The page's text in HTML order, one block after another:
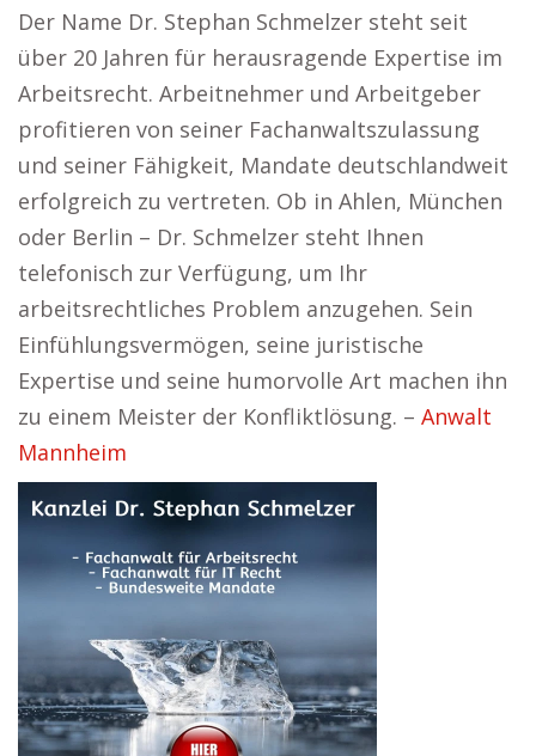
Der Name Dr. Stephan Schmelzer steht seit
über 20 Jahren für herausragende Expertise im
Arbeitsrecht. Arbeitnehmer und Arbeitgeber
profitieren von seiner Fachanwaltszulassung
und seiner Fähigkeit, Mandate deutschlandweit
erfolgreich zu vertreten. Ob in Ahlen, München
oder Berlin – Dr. Schmelzer steht Ihnen
telefonisch zur Verfügung, um Ihr
arbeitsrechtliches Problem anzugehen. Sein
Einfühlungsvermögen, seine juristische
Expertise und seine humorvolle Art machen ihn
zu einem Meister der Konfliktlösung. – Anwalt
Mannheim